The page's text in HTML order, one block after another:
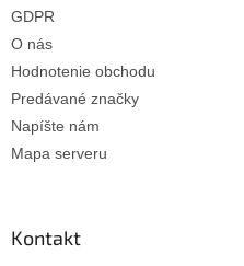
GDPR
O nás
Hodnotenie obchodu
Predávané značky
Napíšte nám
Mapa serveru
Kontakt